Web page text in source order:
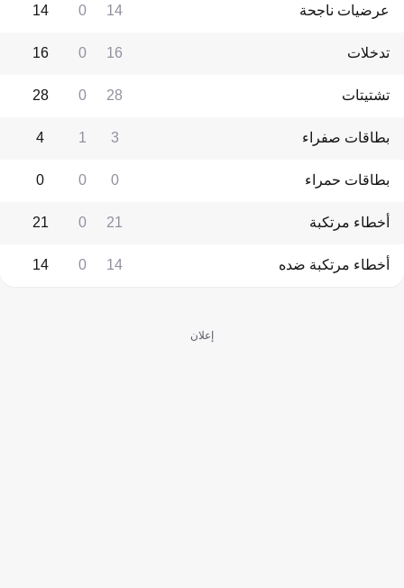
عرضيات ناجحة 14
0
14
تدخلات 16
0
16
تشتيتات 28
0
28
بطاقات صفراء 3
1
4
بطاقات حمراء 0
0
0
أخطاء مرتكبة 21
0
21
أخطاء مرتكبة ضده 14
0
14
إعلان